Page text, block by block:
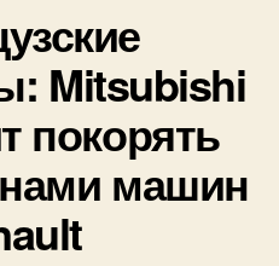
Mitsubishi
покорять
машин